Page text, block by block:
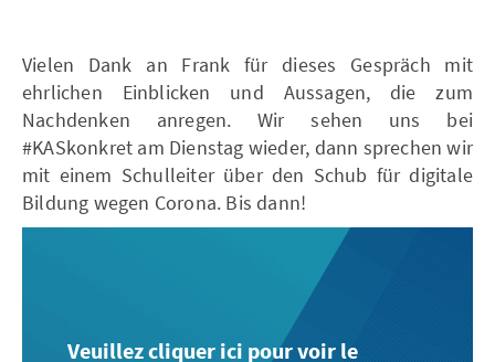
Vielen Dank an Frank für dieses Gespräch mit
ehrlichen Einblicken und Aussagen, die zum
Nachdenken anregen. Wir sehen uns bei
#KASkonkret am Dienstag wieder, dann sprechen wir
mit einem Schulleiter über den Schub für digitale
Bildung wegen Corona. Bis dann!
Veuillez cliquer ici pour voir le